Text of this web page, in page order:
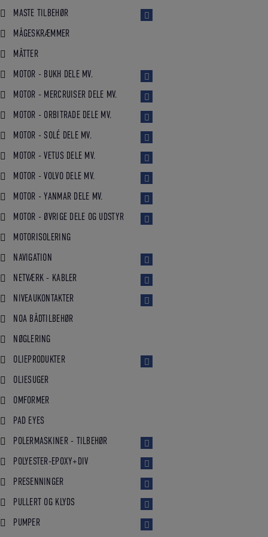
MASTE TILBEHØR
MÅGESKRÆMMER
MÅTTER
MOTOR - BUKH DELE MV.
MOTOR - MERCRUISER DELE MV.
MOTOR - ORBITRADE DELE MV.
MOTOR - SOLÉ DELE MV.
MOTOR - VETUS DELE MV.
MOTOR - VOLVO DELE MV.
MOTOR - YANMAR DELE MV.
MOTOR - ØVRIGE DELE OG UDSTYR
MOTORISOLERING
NAVIGATION
NETVÆRK - KABLER
NIVEAUKONTAKTER
NOA BÅDTILBEHØR
NØGLERING
OLIEPRODUKTER
OLIESUGER
OMFORMER
PAD EYES
POLERMASKINER - TILBEHØR
POLYESTER-EPOXY+DIV
PRESENNINGER
PULLERT OG KLYDS
PUMPER